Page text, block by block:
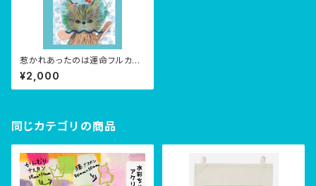
惹かれあったのは運命フルカラ
ー大判タオル
¥2,000
同じカテゴリの商品